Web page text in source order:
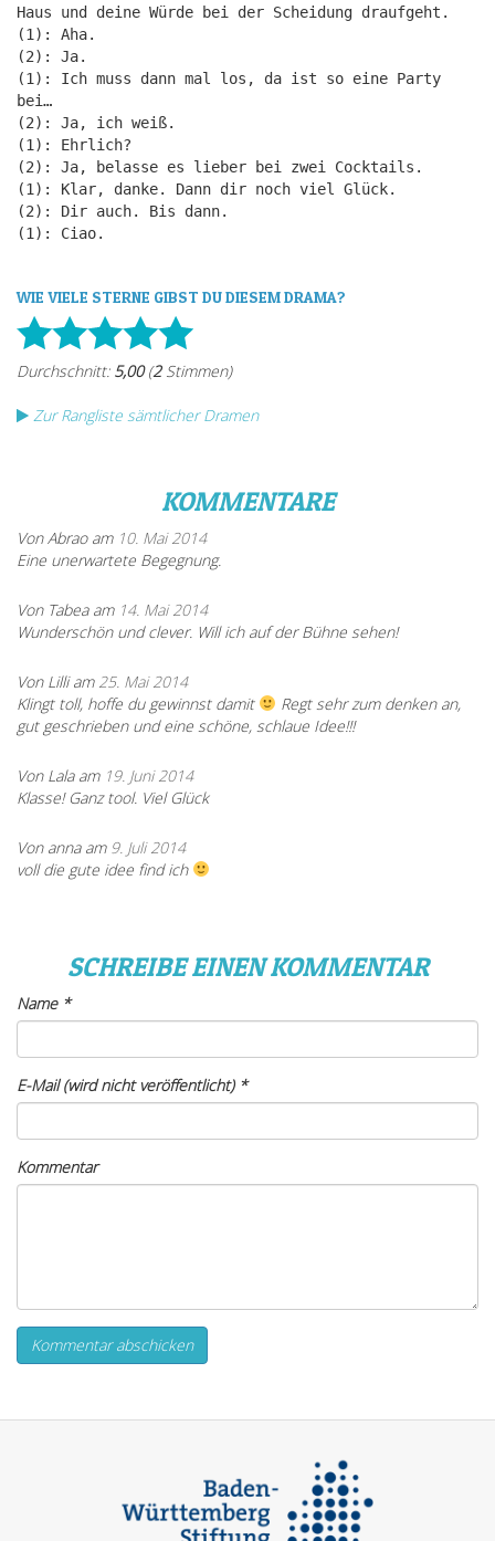
Haus und deine Würde bei der Scheidung draufgeht.
(1): Aha.
(2): Ja.
(1): Ich muss dann mal los, da ist so eine Party
bei…
(2): Ja, ich weiß.
(1): Ehrlich?
(2): Ja, belasse es lieber bei zwei Cocktails.
(1): Klar, danke. Dann dir noch viel Glück.
(2): Dir auch. Bis dann.
(1): Ciao.
WIE VIELE STERNE GIBST DU DIESEM DRAMA?
Zur Rangliste sämtlicher Dramen
KOMMENTARE
Von Abrao am 10. Mai 2014
Eine unerwartete Begegnung.
Von Tabea am 14. Mai 2014
Wunderschön und clever. Will ich auf der Bühne sehen!
Von Lilli am 25. Mai 2014
Klingt toll, hoffe du gewinnst damit
Regt sehr zum denken an,
gut geschrieben und eine schöne, schlaue Idee!!!
Von Lala am 19. Juni 2014
Klasse! Ganz tool. Viel Glück
Von anna am 9. Juli 2014
voll die gute idee find ich
SCHREIBE EINEN KOMMENTAR
Name*
E-Mail (wird nicht veröffentlicht)*
Kommentar